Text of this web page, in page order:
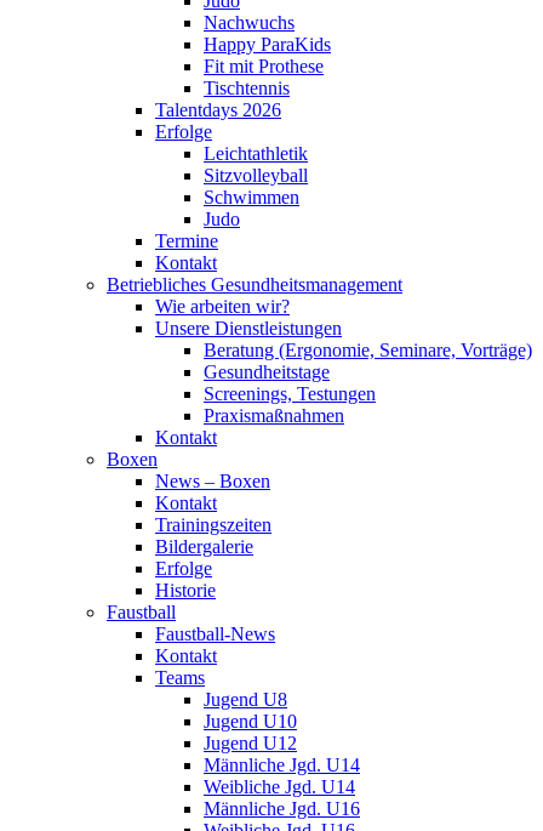
Nachwuchs
Happy ParaKids
Fit mit Prothese
Tischtennis
Talentdays 2026
Erfolge
Leichtathletik
Sitzvolleyball
Schwimmen
Judo
Termine
Kontakt
Betriebliches Gesundheits­management
Wie arbeiten wir?
Unsere Dienstleistungen
Beratung (Ergonomie, Seminare, Vorträge)
Gesundheitstage
Screenings, Testungen
Praxismaßnahmen
Kontakt
Boxen
News – Boxen
Kontakt
Trainingszeiten
Bildergalerie
Erfolge
Historie
Faustball
Faustball-News
Kontakt
Teams
Jugend U8
Jugend U10
Jugend U12
Männliche Jgd. U14
Weibliche Jgd. U14
Männliche Jgd. U16